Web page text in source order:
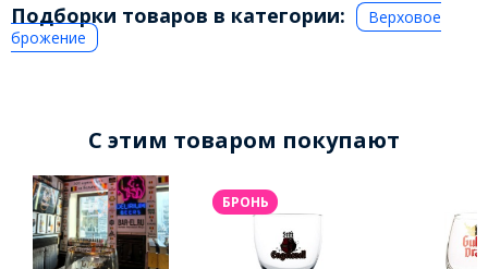
Подборки товаров в категории:
Верховое
брожение
C этим товаром покупают
БРОНЬ